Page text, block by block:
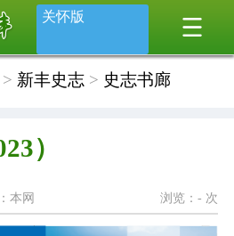
关怀版
新丰史志> 史志书廊
）
浏览：- 次
本网